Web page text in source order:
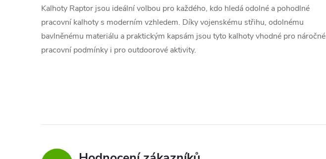
Kalhoty Raptor jsou ideální volbou pro každého, kdo hledá odolné a pohodlné
pracovní kalhoty s moderním vzhledem. Díky vojenskému střihu, odolnému
bavlněnému materiálu a praktickým kapsám jsou tyto kalhoty vhodné pro náročné
pracovní podmínky i pro outdoorové aktivity.